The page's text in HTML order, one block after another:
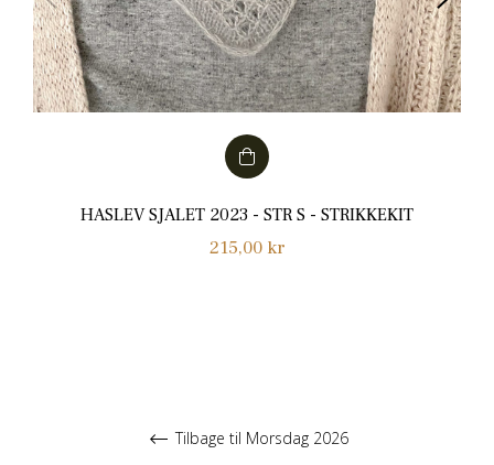
HASLEV SJALET 2023 - STR S - STRIKKEKIT
Normalpris
215,00 kr
Tilbage til Morsdag 2026